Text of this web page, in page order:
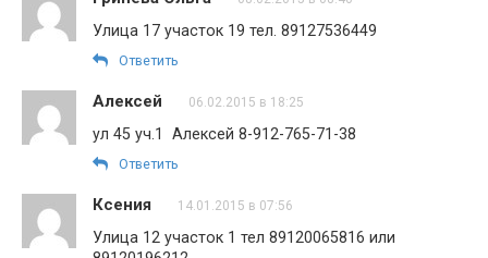
Улица 17 участок 19 тел. 89127536449
Ответить
Алексей 06.02.2015 в 18:25
ул 45 уч.1 Алексей 8-912-765-71-38
Ответить
Ксения 14.01.2015 в 07:56
Улица 12 участок 1 тел 89120065816 или